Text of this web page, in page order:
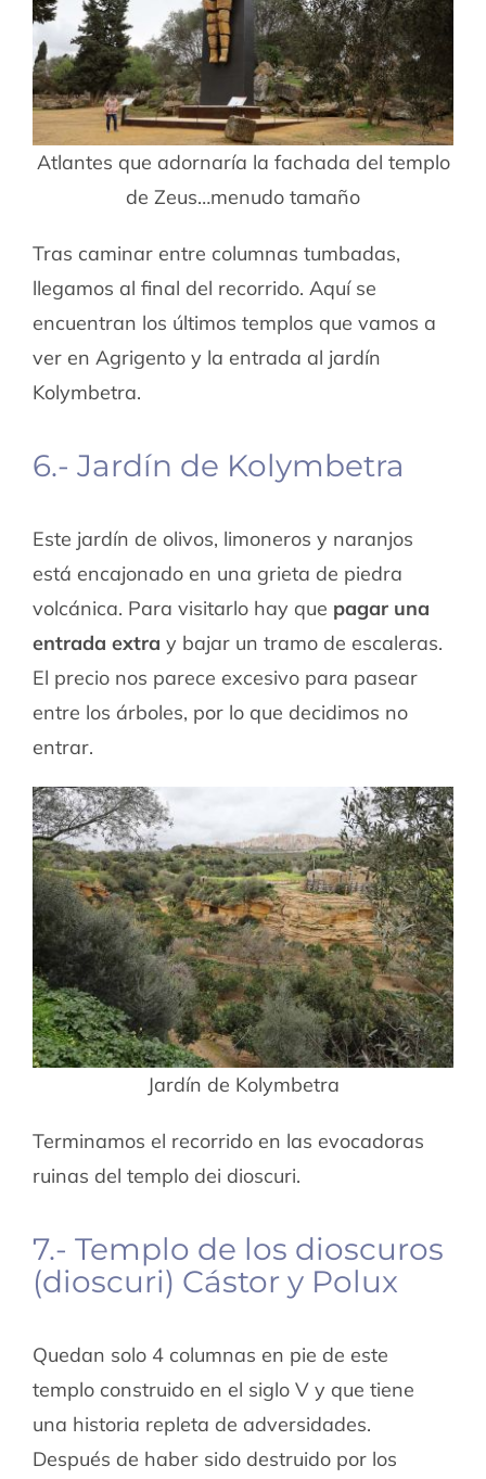
Atlantes que adornaría la fachada del templo
de Zeus…menudo tamaño
Tras caminar entre columnas tumbadas,
llegamos al final del recorrido. Aquí se
encuentran los últimos templos que vamos a
ver en Agrigento y la entrada al jardín
Kolymbetra.
6.- Jardín de Kolymbetra
Este jardín de olivos, limoneros y naranjos
está encajonado en una grieta de piedra
volcánica. Para visitarlo hay que pagar una
entrada extra y bajar un tramo de escaleras.
El precio nos parece excesivo para pasear
entre los árboles, por lo que decidimos no
entrar.
Jardín de Kolymbetra
Terminamos el recorrido en las evocadoras
ruinas del templo dei dioscuri.
7.- Templo de los dioscuros
(dioscuri) Cástor y Polux
Quedan solo 4 columnas en pie de este
templo construido en el siglo V y que tiene
una historia repleta de adversidades.
Después de haber sido destruido por los